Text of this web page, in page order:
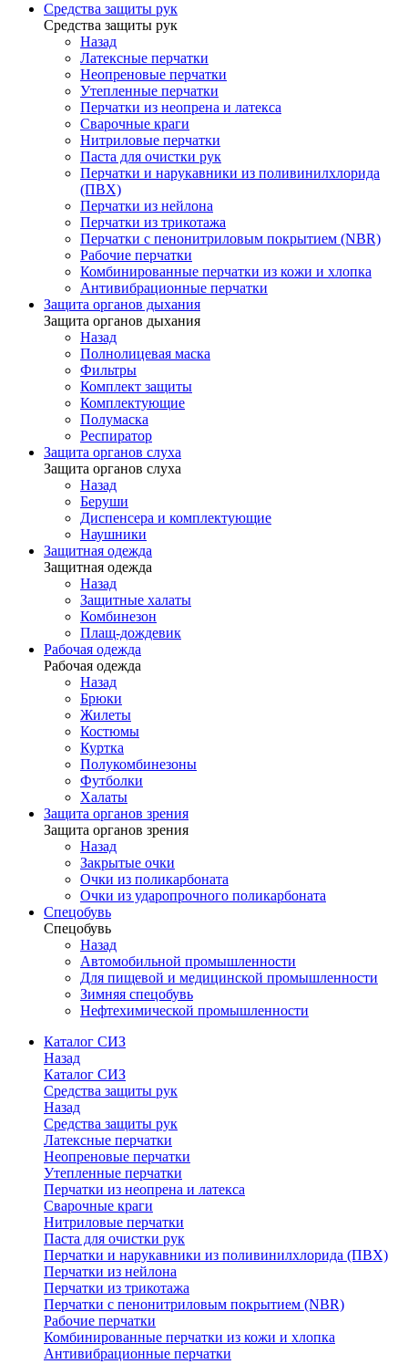
Средства защиты рук
Средства защиты рук
Назад
Латексные перчатки
Неопреновые перчатки
Утепленные перчатки
Перчатки из неопрена и латекса
Сварочные краги
Нитриловые перчатки
Паста для очистки рук
Перчатки и нарукавники из поливинилхлорида
(ПВХ)
Перчатки из нейлона
Перчатки из трикотажа
Перчатки с пенонитриловым покрытием (NBR)
Рабочие перчатки
Комбинированные перчатки из кожи и хлопка
Антивибрационные перчатки
Защита органов дыхания
Защита органов дыхания
Назад
Полнолицевая маска
Фильтры
Комплект защиты
Комплектующие
Полумаска
Респиратор
Защита органов слуха
Защита органов слуха
Назад
Беруши
Диспенсера и комплектующие
Наушники
Защитная одежда
Защитная одежда
Назад
Защитные халаты
Комбинезон
Плащ-дождевик
Рабочая одежда
Рабочая одежда
Назад
Брюки
Жилеты
Костюмы
Куртка
Полукомбинезоны
Футболки
Халаты
Защита органов зрения
Защита органов зрения
Назад
Закрытые очки
Очки из поликарбоната
Очки из ударопрочного поликарбоната
Спецобувь
Спецобувь
Назад
Автомобильной промышленности
Для пищевой и медицинской промышленности
Зимняя спецобувь
Нефтехимической промышленности
Каталог СИЗ
Назад
Каталог СИЗ
Средства защиты рук
Назад
Средства защиты рук
Латексные перчатки
Неопреновые перчатки
Утепленные перчатки
Перчатки из неопрена и латекса
Сварочные краги
Нитриловые перчатки
Паста для очистки рук
Перчатки и нарукавники из поливинилхлорида (ПВХ)
Перчатки из нейлона
Перчатки из трикотажа
Перчатки с пенонитриловым покрытием (NBR)
Рабочие перчатки
Комбинированные перчатки из кожи и хлопка
Антивибрационные перчатки